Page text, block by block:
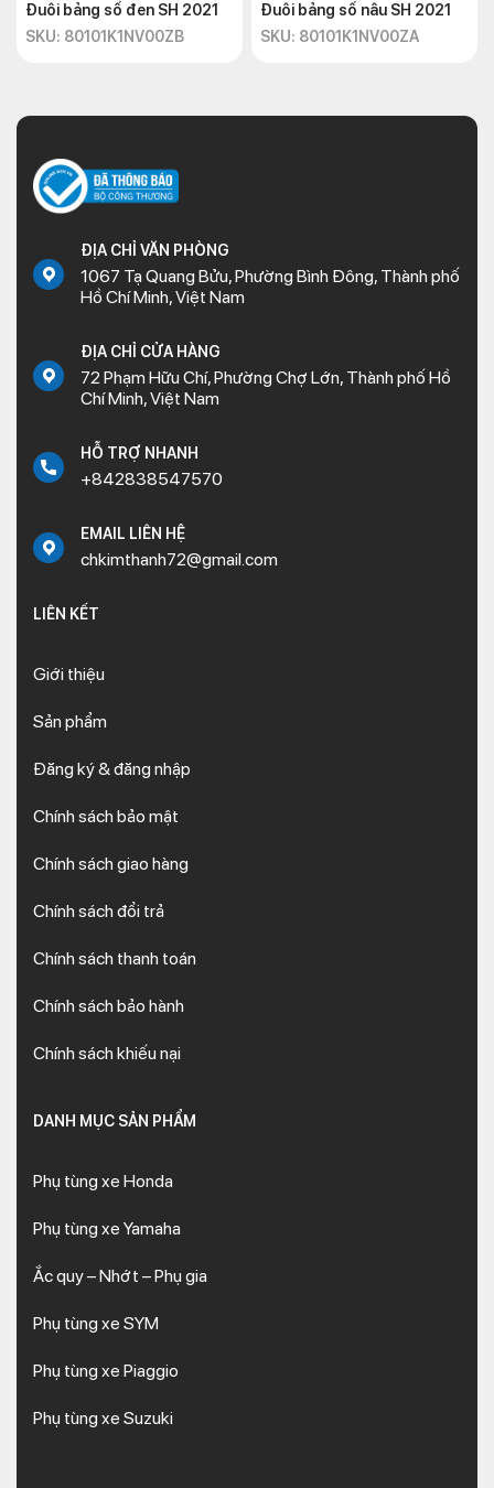
Đuôi bảng số đen SH 2021
SKU: 80101K1NV00ZB
Đuôi bảng số nâu SH 2021
SKU: 80101K1NV00ZA
ĐỊA CHỈ VĂN PHÒNG
1067 Tạ Quang Bửu, Phường Bình Đông, Thành phố
Hồ Chí Minh, Việt Nam
ĐỊA CHỈ CỬA HÀNG
72 Phạm Hữu Chí, Phường Chợ Lớn, Thành phố Hồ
Chí Minh, Việt Nam
HỖ TRỢ NHANH
+842838547570
EMAIL LIÊN HỆ
chkimthanh72@gmail.com
LIÊN KẾT
Giới thiệu
Sản phẩm
Đăng ký & đăng nhập
Chính sách bảo mật
Chính sách giao hàng
Chính sách đổi trả
Chính sách thanh toán
Chính sách bảo hành
Chính sách khiếu nại
DANH MỤC SẢN PHẨM
Phụ tùng xe Honda
Phụ tùng xe Yamaha
Ắc quy – Nhớt – Phụ gia
Phụ tùng xe SYM
Phụ tùng xe Piaggio
Phụ tùng xe Suzuki